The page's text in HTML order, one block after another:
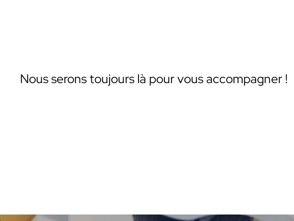
Nous serons toujours là pour vous accompagner !